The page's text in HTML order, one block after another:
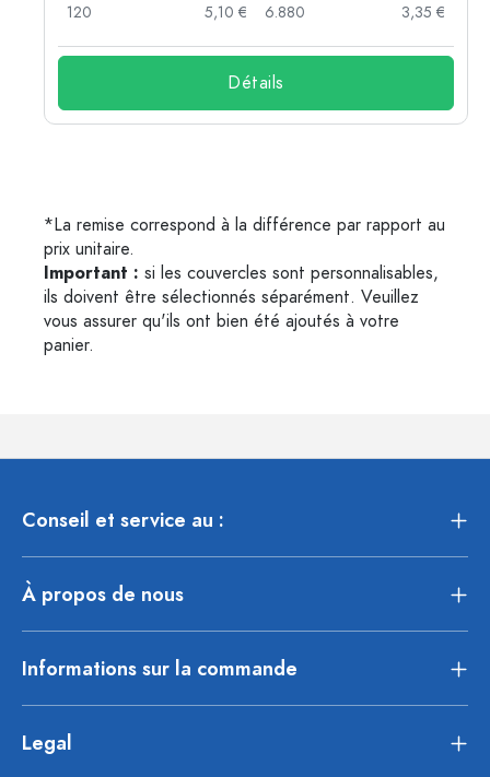
120
5,10 €
6.880
3,35 €
Détails
*La remise correspond à la différence par rapport au
prix unitaire.
Important : si les couvercles sont personnalisables,
ils doivent être sélectionnés séparément. Veuillez
vous assurer qu'ils ont bien été ajoutés à votre
panier.
Conseil et service au :
À propos de nous
Informations sur la commande
Legal